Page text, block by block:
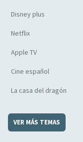
Disney plus
Netflix
Apple TV
Cine español
La casa del dragón
VER MÁS TEMAS